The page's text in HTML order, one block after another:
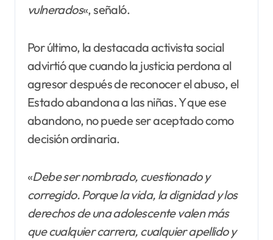
vulnerados«, señaló.
Por último, la destacada activista social
advirtió que cuando la justicia perdona al
agresor después de reconocer el abuso, el
Estado abandona a las niñas. Y que ese
abandono, no puede ser aceptado como
decisión ordinaria.
«Debe ser nombrado, cuestionado y
corregido. Porque la vida, la dignidad y los
derechos de una adolescente valen más
que cualquier carrera, cualquier apellido y